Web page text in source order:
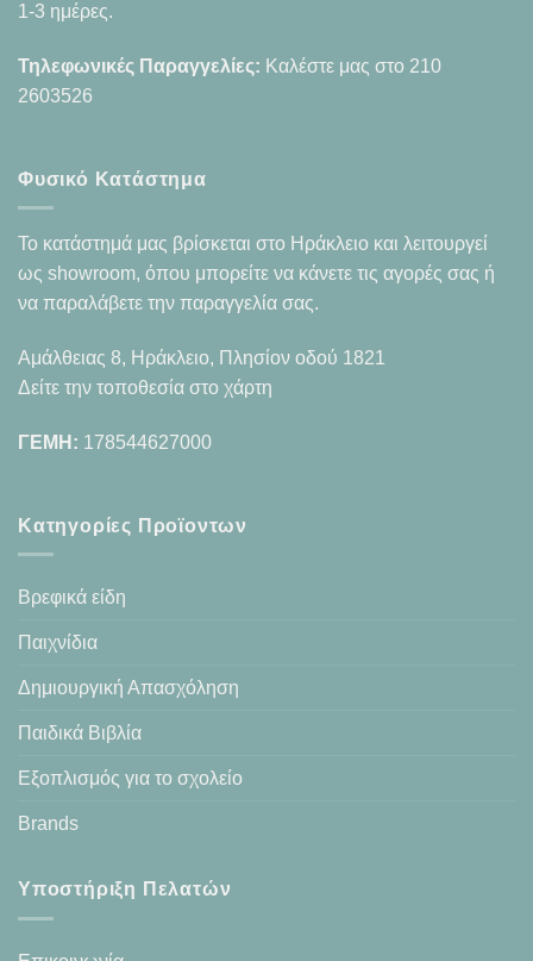
1-3 ημέρες.
Τηλεφωνικές Παραγγελίες: Καλέστε μας στο 210
2603526
Φυσικό Κατάστημα
Το κατάστημά μας βρίσκεται στο Ηράκλειο και λειτουργεί
ως showroom, όπου μπορείτε να κάνετε τις αγορές σας ή
να παραλάβετε την παραγγελία σας.
Αμάλθειας 8, Ηράκλειο, Πλησίον οδού 1821
Δείτε την τοποθεσία στο χάρτη
ΓΕΜΗ: 178544627000
Κατηγορίες Προϊοντων
Βρεφικά είδη
Παιχνίδια
Δημιουργική Απασχόληση
Παιδικά Βιβλία
Εξοπλισμός για το σχολείο
Brands
Υποστήριξη Πελατών